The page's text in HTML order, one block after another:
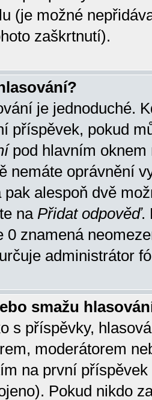
(je možné
zaškrtnutí).
je jednoduché.
příspěvek, pokud
pod hlavním oknem
nemáte oprávnění
pak alespoň dvě
na Přidat odpověď.
0 znamená
administrátor
smažu
s příspěvky,
moderátorem
na první
Pokud nikdo